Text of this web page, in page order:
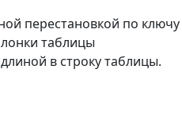
перестановкой по ключу
таблицы
в строку таблицы.